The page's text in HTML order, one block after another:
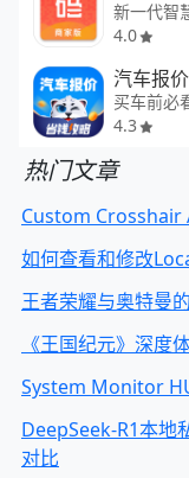
新一代智
4.0
汽车报价
买车前必
4.3
热门文章
Custom
如何查看和修改
王者荣耀与奥特曼
《王国纪元》深度
System Monitor
DeepSeek-R1本地
对比